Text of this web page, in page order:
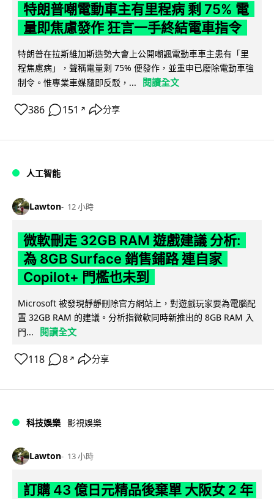
特朗普嘲電動車主有里程病 剩 75% 電
量即焦慮發作 狂言一手終結電車指令
特朗普在拉斯維加斯造勢大會上公開嘲諷電動車車主患有「里
程焦慮病」，聲稱電量剩 75% 便發作，並重申已廢除電動車強
制令。惟專業車媒隨即反駁，...
閱讀全文
386 151 ↗ 分享
人工智能
Lawton 12 小時
微軟刪走 32GB RAM 遊戲建議 分析:
為 8GB Surface 銷售鋪路 連自家
Copilot+ 門檻也未到
Microsoft 被發現靜靜刪除官方網站上，對遊戲玩家要為電腦配
置 32GB RAM 的建議。分析指微軟同時新推出的 8GB RAM 入
門...
閱讀全文
118 8 ↗ 分享
科技娛樂 影視娛樂
Lawton 13 小時
訂購 43 億日元精品後棄單 大阪女 2 年